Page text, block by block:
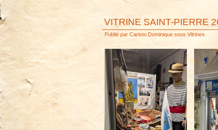
VITRINE SAINT-PIERRE
Publié par Caristo Dominique sous Vitrines